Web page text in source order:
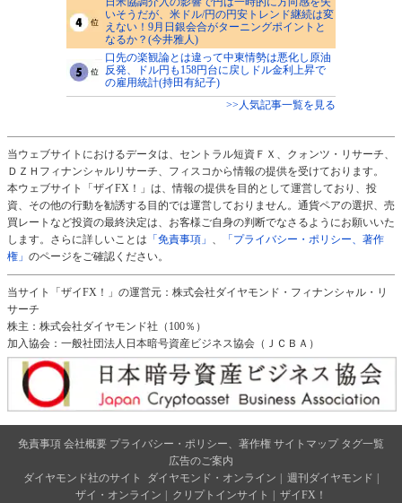
いそうだが、米ドル/円の円安トレンド継続は変
えない！9月日銀会合がターニングポイントと
なるか？(今井雅人)
口先の楽観論とは違って中東情勢は悪化し原油
反発、ドル円も158円台に戻しドル金利上昇で
の雇用統計(持田有紀子)
>>人気記事一覧を見る
当ウェブサイトにおけるデータは、セントラル短資ＦＸ、クォンツ・リサーチ、
ＤＺＨフィナンシャルリサーチ、フィスコから情報の提供を受けております。
本ウェブサイト「ザイFX！」は、情報の提供を目的として運営しており、投
資、その他の行動を勧誘する目的では運営しておりません。通貨ペアの選択、売
買レートなど投資の最終決定は、お客様ご自身の判断でなさるようにお願いいた
します。さらに詳しいことは 「免責事項」
「プライバシー・ポリシー、著作
権」 のページをご確認ください。
当サイト「ザイFX！」の運営元：株式会社ダイヤモンド・フィナンシャル・リ
サーチ
株主：株式会社ダイヤモンド社（100％）
加入協会：一般社団法人日本暗号資産ビジネス協会（ＪＣＢＡ）
免責事項 会社概要 プライバシー・ポリシー、著作権 サイトマップ タグ一覧
広告のご案内
ダイヤモンド社のサイト
ダイヤモンド・オンライン 週刊ダイヤモンド
ザイ・オンライン
クリプトインサイト ザイFX！